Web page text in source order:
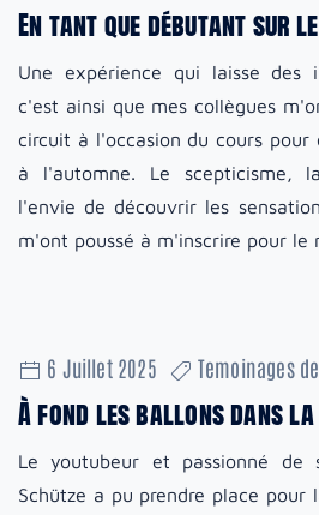
En tant que débutant sur
Une expérience qui laisse des
c'est ainsi que mes collègues
circuit à l'occasion du cours
à l'automne. Le scepticisme,
l'envie de découvrir les
m'ont poussé à m'inscrire pour le
6 Juillet 2025 Temoinages
À fond les ballons dans la
Le youtubeur et passionné de
Schütze a pu prendre place pour